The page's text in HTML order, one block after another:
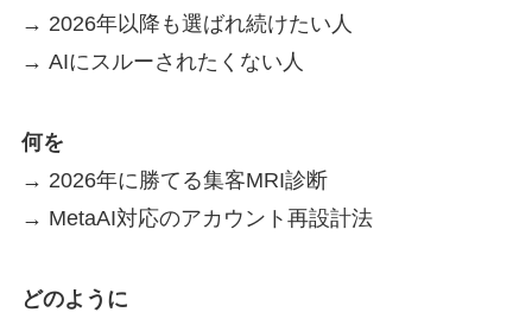
→ 2026年以降も選ばれ続けたい人
→ AIにスルーされたくない人
何を
→ 2026年に勝てる集客MRI診断
→ MetaAI対応のアカウント再設計法
どのように